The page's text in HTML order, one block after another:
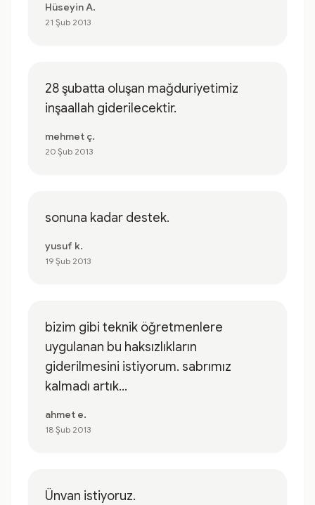
Hüseyin A.
21 Şub 2013
28 şubatta oluşan mağduriyetimiz
inşaallah giderilecektir.
mehmet ç.
20 Şub 2013
sonuna kadar destek.
yusuf k.
19 Şub 2013
bizim gibi teknik öğretmenlere
uygulanan bu haksızlıkların
giderilmesini istiyorum. sabrımız
kalmadı artık...
ahmet e.
18 Şub 2013
Ünvan istiyoruz.